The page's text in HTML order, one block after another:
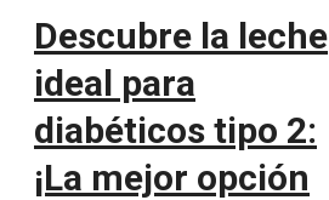
Descubre la leche
ideal para
diabéticos tipo 2:
¡La mejor opción